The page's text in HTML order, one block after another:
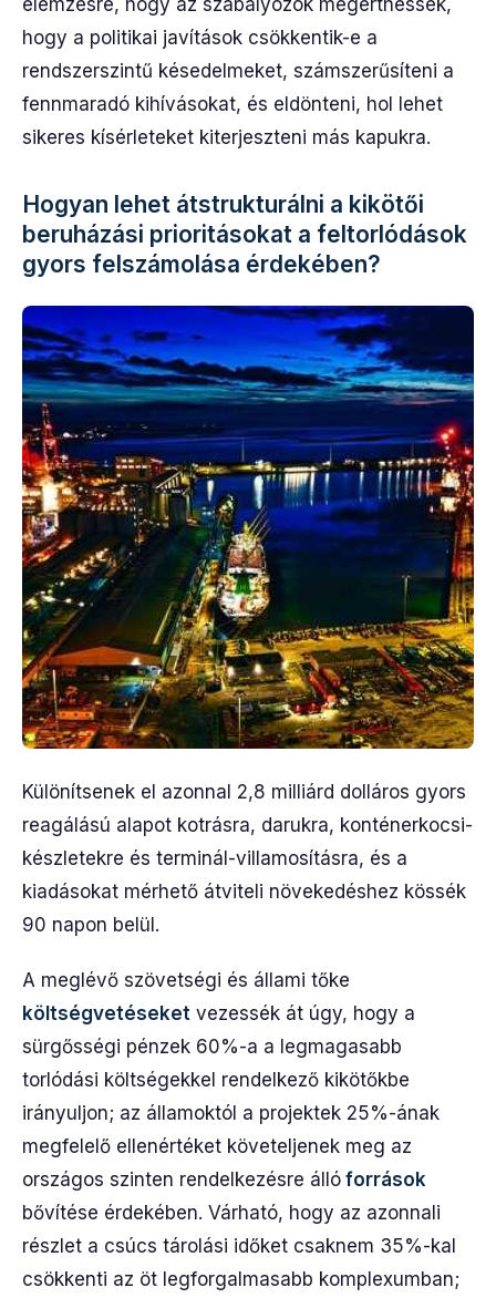
elemzésre, hogy az szabályozók megérthessék,
hogy a politikai javítások csökkentik-e a
rendszerszintű késedelmeket, számszerűsíteni a
fennmaradó kihívásokat, és eldönteni, hol lehet
sikeres kísérleteket kiterjeszteni más kapukra.
Hogyan lehet átstrukturálni a kikötői
beruházási prioritásokat a feltorlódások
gyors felszámolása érdekében?
Különítsenek el azonnal 2,8 milliárd dolláros gyors
reagálású alapot kotrásra, darukra, konténerkocsi-
készletekre és terminál-villamosításra, és a
kiadásokat mérhető átviteli növekedéshez kössék
90 napon belül.
A meglévő szövetségi és állami tőke
költségvetéseket vezessék át úgy, hogy a
sürgősségi pénzek 60%-a a legmagasabb
torlódási költségekkel rendelkező kikötőkbe
irányuljon; az államoktól a projektek 25%-ának
megfelelő ellenértéket követeljenek meg az
országos szinten rendelkezésre álló források
bővítése érdekében. Várható, hogy az azonnali
részlet a csúcs tárolási időket csaknem 35%-kal
csökkenti az öt legforgalmasabb komplexumban;